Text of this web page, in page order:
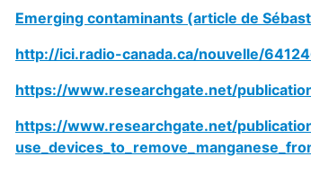
Emerging contaminants (article de
http://ici.radio-canada.ca/nouvelle/
https://www.researchgate.net/
https://www.researchgate.net/